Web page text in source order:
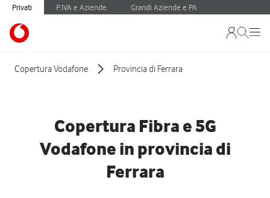
Privati P.IVA e Aziende Grandi Aziende e PA
Copertura Vodafone Provincia di Ferrara
Copertura Fibra e 5G
Vodafone in provincia di
Ferrara